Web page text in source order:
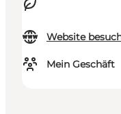
Website
Mein Geschäft